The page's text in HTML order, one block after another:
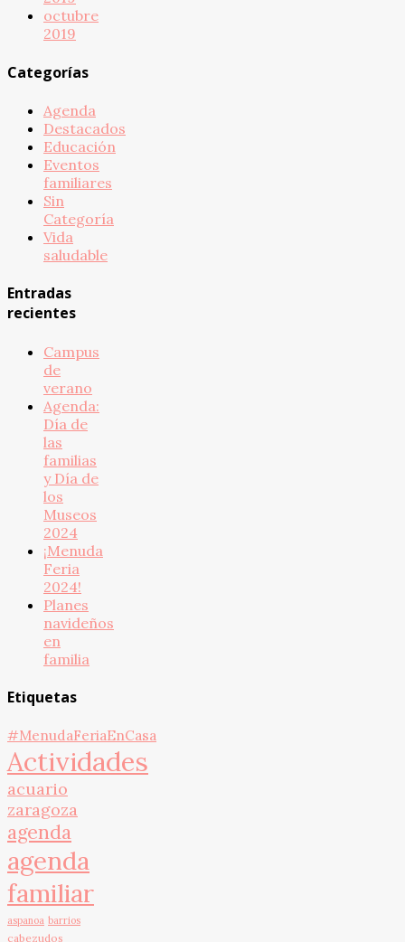
octubre
2019
Categorías
Agenda
Destacados
Educación
Eventos
familiares
Sin
Categoría
Vida
saludable
Entradas
recientes
Campus
de
verano
Agenda:
Día de
las
familias
y Día de
los
Museos
2024
¡Menuda
Feria
2024!
Planes
navideños
en
familia
Etiquetas
#MenudaFeriaEnCasa
Actividades
acuario
zaragoza
agenda
agenda
familiar
aspanoa barrios
cabezudos